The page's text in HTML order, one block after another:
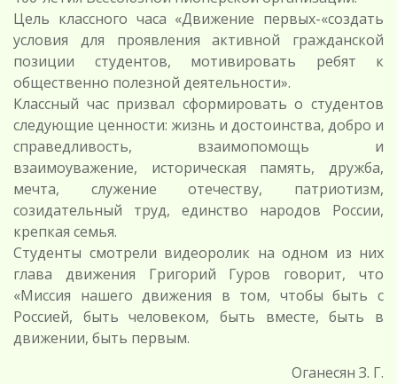
Цель классного часа «Движение первых-«создать
условия для проявления активной гражданской
позиции студентов, мотивировать ребят к
общественно полезной деятельности».
Классный час призвал сформировать о студентов
следующие ценности: жизнь и достоинства, добро и
справедливость, взаимопомощь и
взаимоуважение, историческая память, дружба,
мечта, служение отечеству, патриотизм,
созидательный труд, единство народов России,
крепкая семья.
Студенты смотрели видеоролик на одном из них
глава движения Григорий Гуров говорит, что
«Миссия нашего движения в том, чтобы быть с
Россией, быть человеком, быть вместе, быть в
движении, быть первым.
Оганесян З. Г.